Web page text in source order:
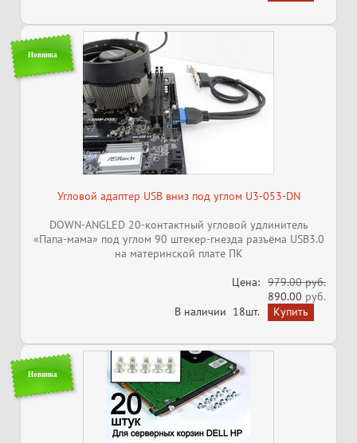
Новинка
Угловой адаптер USB вниз под углом U3-053-DN
DOWN-ANGLED 20-контактный угловой удлинитель
«Папа-мама» под углом 90 штекер-гнезда разъёма USB3.0
на материнской плате ПК
Цена: 979.00 руб.
890.00 руб.
В наличии 18шт.
Новинка